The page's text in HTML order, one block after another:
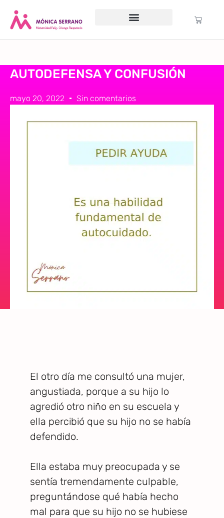
AUTODEFENSA Y CONFUSIÓN
mayo 20, 2022 Sin comentarios
El otro día me consultó una mujer,
angustiada, porque a su hijo lo
agredió otro niño en su escuela y
ella percibió que su hijo no se había
defendido.
Ella estaba muy preocupada y se
sentía tremendamente culpable,
preguntándose qué había hecho
mal para que su hijo no se hubiese